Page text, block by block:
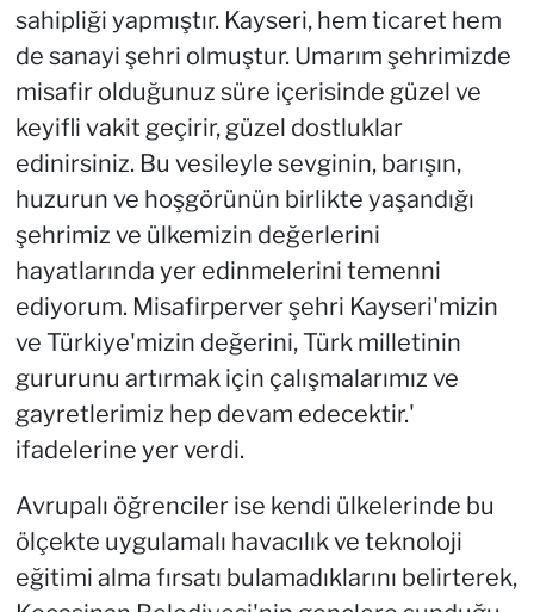
sahipliği yapmıştır. Kayseri, hem ticaret hem
de sanayi şehri olmuştur. Umarım şehrimizde
misafir olduğunuz süre içerisinde güzel ve
keyifli vakit geçirir, güzel dostluklar
edinirsiniz. Bu vesileyle sevginin, barışın,
huzurun ve hoşgörünün birlikte yaşandığı
şehrimiz ve ülkemizin değerlerini
hayatlarında yer edinmelerini temenni
ediyorum. Misafirperver şehri Kayseri'mizin
ve Türkiye'mizin değerini, Türk milletinin
gururunu artırmak için çalışmalarımız ve
gayretlerimiz hep devam edecektir.'
ifadelerine yer verdi.
Avrupalı öğrenciler ise kendi ülkelerinde bu
ölçekte uygulamalı havacılık ve teknoloji
eğitimi alma fırsatı bulamadıklarını belirterek,